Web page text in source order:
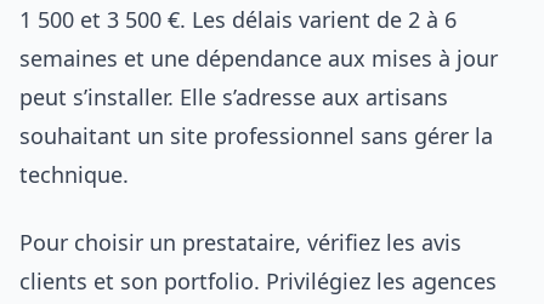
1 500 et 3 500 €. Les délais varient de 2 à 6
semaines et une dépendance aux mises à jour
peut s’installer. Elle s’adresse aux artisans
souhaitant un site professionnel sans gérer la
technique.
Pour choisir un prestataire, vérifiez les avis
clients et son portfolio. Privilégiez les agences